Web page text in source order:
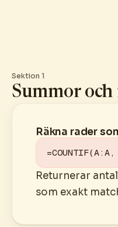
Sektion 1
Summor
Räkna rader
Returnerar
som exakt